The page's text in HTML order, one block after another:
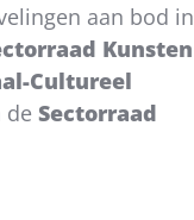
aan bod in
Kunsten
Cultureel
de Sectorraad